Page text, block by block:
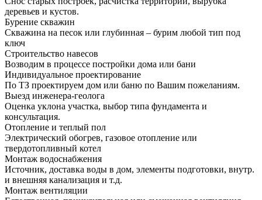
деревьев и кустов.
Бурение скважин
Скважина на песок или глубинная – бурим любой тип под
ключ
Строительство навесов
Возводим в процессе постройки дома или бани
Индивидуальное проектирование
По ТЗ проектируем дом или баню по Вашим пожеланиям.
Выезд инженера-геолога
Оценка уклона участка, выбор типа фундамента и
консультация.
Отопление и теплый пол
Электрический обогрев, газовое отопление или
твердотопливный котел
Монтаж водоснабжения
Источник, доставка воды в дом, элементы подготовки, внутр.
и внешняя канализация и т.д.
Монтаж вентиляции